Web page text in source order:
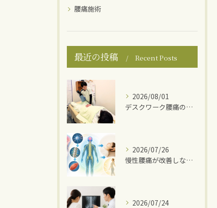
腰痛施術
最近の投稿 Recent Posts
2026/08/01
デスクワーク腰痛の原因
2026/07/26
慢性腰痛が改善しない理由
2026/07/24